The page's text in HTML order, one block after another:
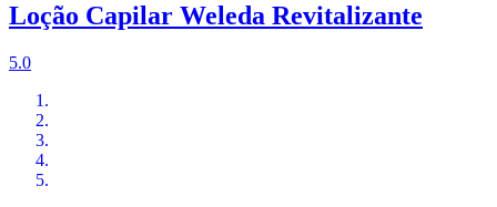
Loção Capilar Weleda Revitalizante
5.0